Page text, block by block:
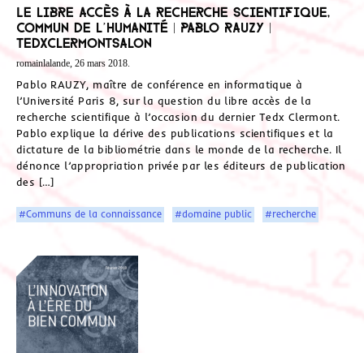
Le libre accès à la recherche scientifique,
commun de l’humanité | Pablo RAUZY |
TEDxClermontSalon
romainlalande, 26 mars 2018.
Pablo RAUZY, maître de conférence en informatique à
l’Université Paris 8, sur la question du libre accès de la
recherche scientifique à l’occasion du dernier Tedx Clermont.
Pablo explique la dérive des publications scientifiques et la
dictature de la bibliométrie dans le monde de la recherche. Il
dénonce l’appropriation privée par les éditeurs de publication
des […]
#Communs de la connaissance #domaine public #recherche